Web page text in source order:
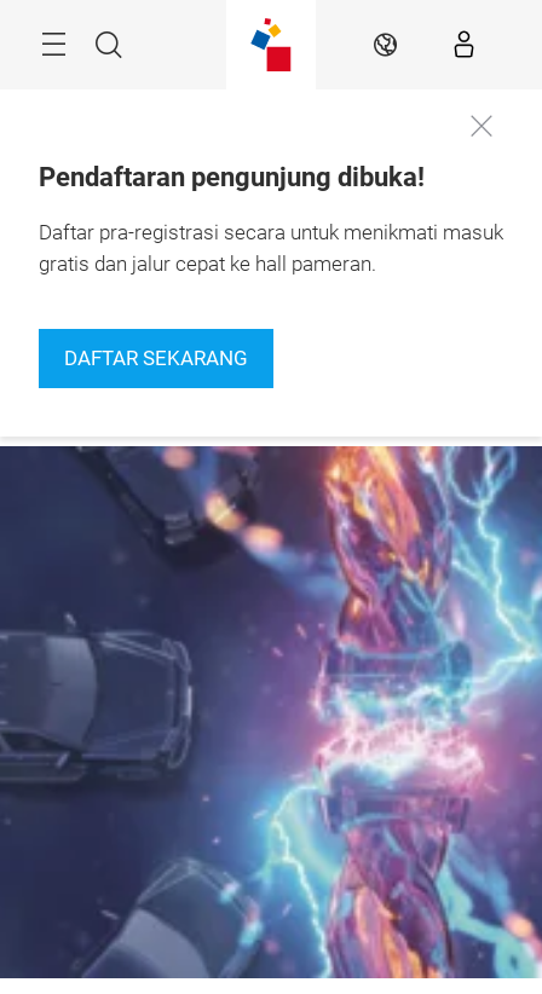
NavigationSearch IN
Pendaftaran pengunjung dibuka!
Daftar pra-registrasi secara untuk menikmati masuk
gratis dan jalur cepat ke hall pameran.
DAFTAR SEKARANG
2026
Jakarta, Indonesia
Informasi